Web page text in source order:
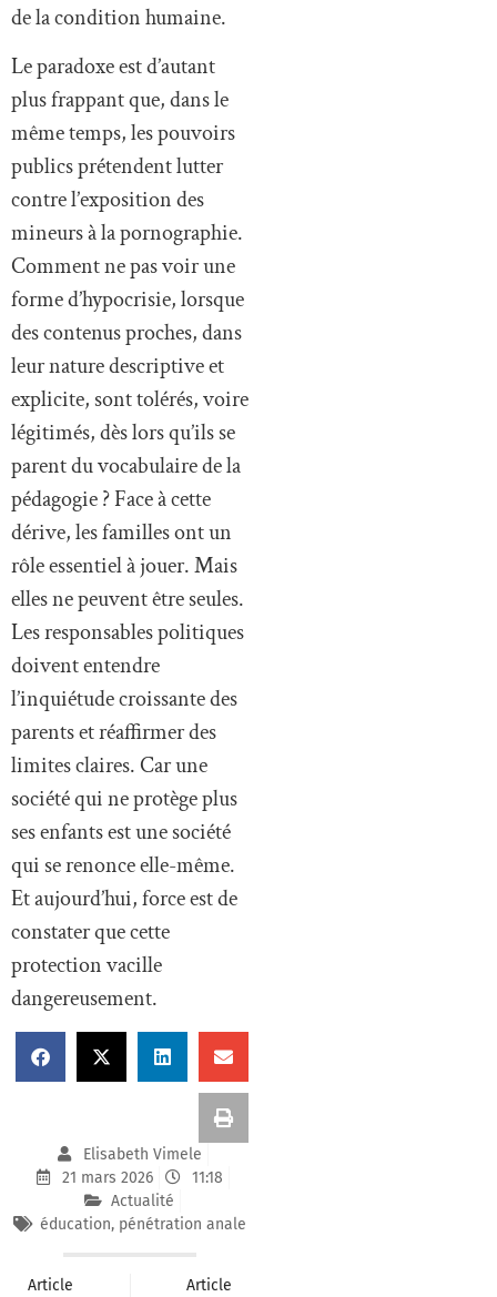
de la condition humaine.
Le paradoxe est d’autant
plus frappant que, dans le
même temps, les pouvoirs
publics prétendent lutter
contre l’exposition des
mineurs à la pornographie.
Comment ne pas voir une
forme d’hypocrisie, lorsque
des contenus proches, dans
leur nature descriptive et
explicite, sont tolérés, voire
légitimés, dès lors qu’ils se
parent du vocabulaire de la
pédagogie ? Face à cette
dérive, les familles ont un
rôle essentiel à jouer. Mais
elles ne peuvent être seules.
Les responsables politiques
doivent entendre
l’inquiétude croissante des
parents et réaffirmer des
limites claires. Car une
société qui ne protège plus
ses enfants est une société
qui se renonce elle-même.
Et aujourd’hui, force est de
constater que cette
protection vacille
dangereusement.
Elisabeth Vimele
21 mars 2026
11:18
Actualité
éducation, pénétration anale
Article
Article